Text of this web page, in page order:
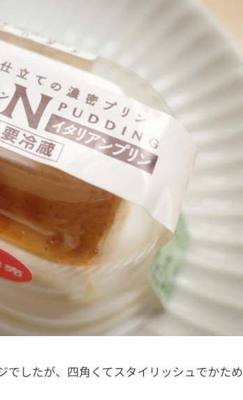
でしたが、四角くてスタイリッシュでかため